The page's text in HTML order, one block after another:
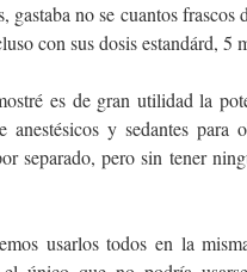
no se cuantos frascos
con sus dosis estandárd, 5
es de gran utilidad la
y sedantes para
separado, pero sin tener
usarlos todos en la